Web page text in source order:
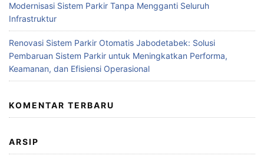
Modernisasi Sistem Parkir Tanpa Mengganti Seluruh
Infrastruktur
Renovasi Sistem Parkir Otomatis Jabodetabek: Solusi
Pembaruan Sistem Parkir untuk Meningkatkan Performa,
Keamanan, dan Efisiensi Operasional
KOMENTAR TERBARU
ARSIP